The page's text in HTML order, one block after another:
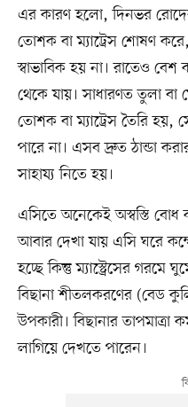
এর কারণ হলো, দিনভর রোদের
তোশক বা ম্যাট্রেস শোষণ
স্বাভাবিক হয় না। রাতেও বেশ
থেকে যায়। সাধারণত তুলা
তোশক বা ম্যাট্রেস তৈরি
পারে না। এসব দ্রুত ঠান্ডা
সাহায্য নিতে হয়।
এসিতে অনেকেই অস্বস্তি
আবার দেখা যায় এসি ঘরে
হচ্ছে কিন্তু ম্যাস্ট্রেসের গরমে
বিছানা শীতলকরণের (বেড
উপকারী। বিছানার
লাগিয়ে দেখতে পারেন।